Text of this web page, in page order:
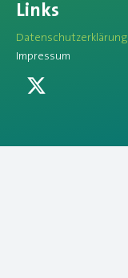
Links
Datenschutzerklärung
Impressum